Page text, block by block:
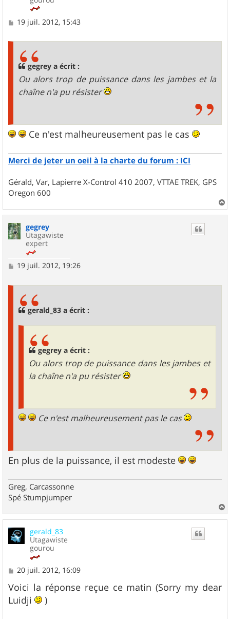
M19 juil. 2012, 15:43
gegrey a écrit :
Ou alors trop de puissance dans les jambes et la
chaîne n'a pu résister
Ce n'est malheureusement pas le cas
Merci de jeter un oeil à la charte du forum : ICI
Gérald, Var, Lapierre X-Control 410 2007, VTTAE TREK, GPS
Oregon 600
a
gegrey
Utagawiste
expert
M19 juil. 2012, 19:26
gerald_83 a écrit :
gegrey a écrit :
Ou alors trop de puissance dans les jambes et
la chaîne n'a pu résister
Ce n'est malheureusement pas le cas
En plus de la puissance, il est modeste
Greg, Carcassonne
Spé Stumpjumper
a
gerald_83
Utagawiste
gourou
M
s
s
a
20 juil. 2012, 16:09
Voici la réponse reçue ce matin (Sorry my dear
Luidji
)